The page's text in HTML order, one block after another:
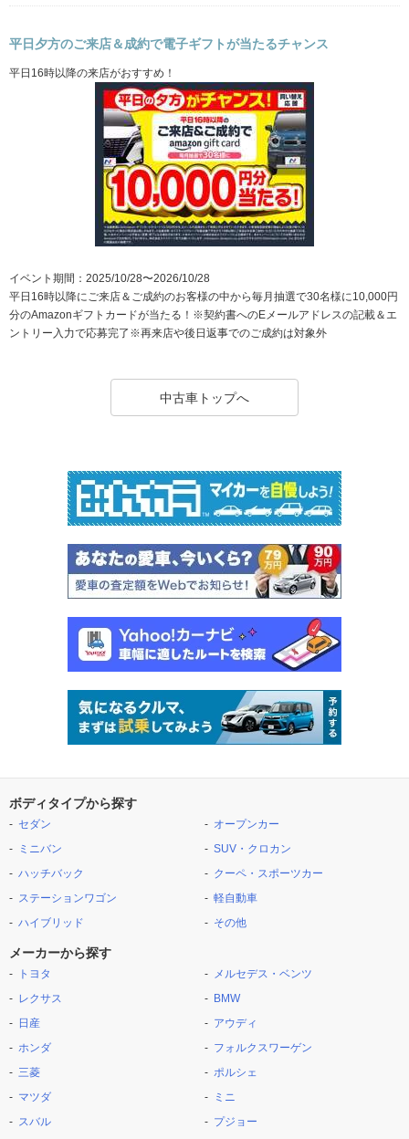
平日夕方のご来店＆成約で電子ギフトが当たるチャンス
平日16時以降の来店がおすすめ！
イベント期間：2025/10/28〜2026/10/28
平日16時以降にご来店＆ご成約のお客様の中から毎月抽選で30名様に10,000円
分のAmazonギフトカードが当たる！※契約書へのEメールアドレスの記載＆エ
ントリー入力で応募完了※再来店や後日返事でのご成約は対象外
中古車トップへ
ボディタイプから探す
セダン
ミニバン
ハッチバック
ステーションワゴン
ハイブリッド
オープンカー
SUV・クロカン
クーペ・スポーツカー
軽自動車
その他
メーカーから探す
トヨタ
レクサス
日産
ホンダ
三菱
マツダ
スバル
メルセデス・ベンツ
BMW
アウディ
フォルクスワーゲン
ポルシェ
ミニ
プジョー